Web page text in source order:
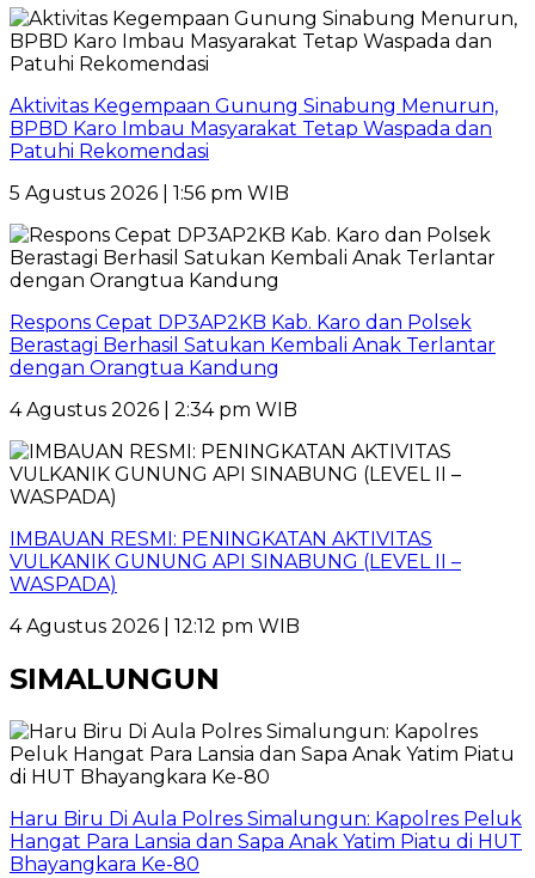
Aktivitas Kegempaan Gunung Sinabung Menurun,
BPBD Karo Imbau Masyarakat Tetap Waspada dan
Patuhi Rekomendasi
5 Agustus 2026 | 1:56 pm WIB
Respons Cepat DP3AP2KB Kab. Karo dan Polsek
Berastagi Berhasil Satukan Kembali Anak Terlantar
dengan Orangtua Kandung
4 Agustus 2026 | 2:34 pm WIB
IMBAUAN RESMI: PENINGKATAN AKTIVITAS
VULKANIK GUNUNG API SINABUNG (LEVEL II –
WASPADA)
4 Agustus 2026 | 12:12 pm WIB
SIMALUNGUN
Haru Biru Di Aula Polres Simalungun: Kapolres Peluk
Hangat Para Lansia dan Sapa Anak Yatim Piatu di HUT
Bhayangkara Ke-80